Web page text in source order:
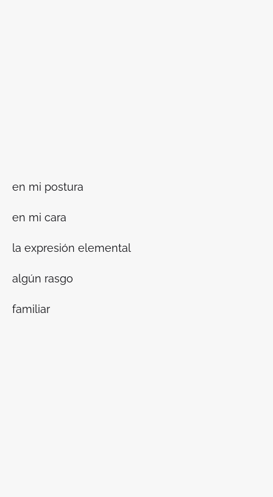
en mi postura
en mi cara
la expresión elemental
algún rasgo
familiar